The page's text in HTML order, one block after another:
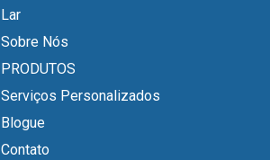
Lar
Sobre Nós
PRODUTOS
Serviços Personalizados
Blogue
Contato